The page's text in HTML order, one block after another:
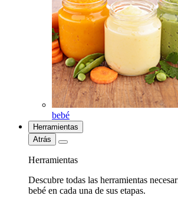
bebé
Herramientas
Atrás
Herramientas
Descubre todas las herramientas
bebé en cada una de sus etapas.